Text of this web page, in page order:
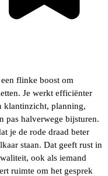
flinke boost om
Je werkt efficiënter
klantinzicht, planning,
pas halverwege bijsturen.
je de rode draad beter
staan. Dat geeft rust in
ook als iemand
ruimte om het gesprek